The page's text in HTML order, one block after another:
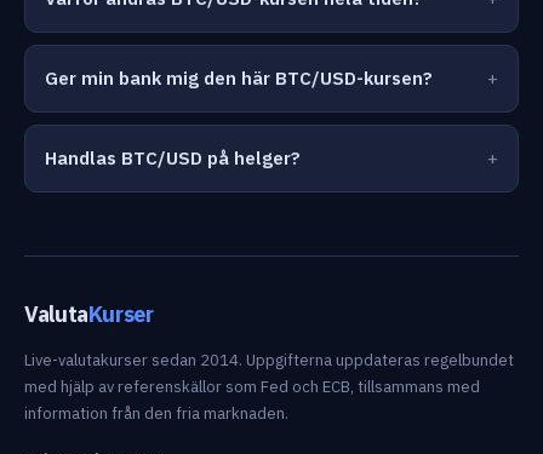
Ger min bank mig den här BTC/USD-kursen?
Handlas BTC/USD på helger?
ValutaKurser
Live-valutakurser sedan 2014. Uppgifterna uppdateras regelbundet
med hjälp av referenskällor som Fed och ECB, tillsammans med
information från den fria marknaden.